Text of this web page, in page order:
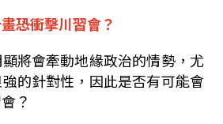
恐衝擊川習會？
將會牽動地緣政治的情勢，尤
的針對性，因此是否有可能會
？